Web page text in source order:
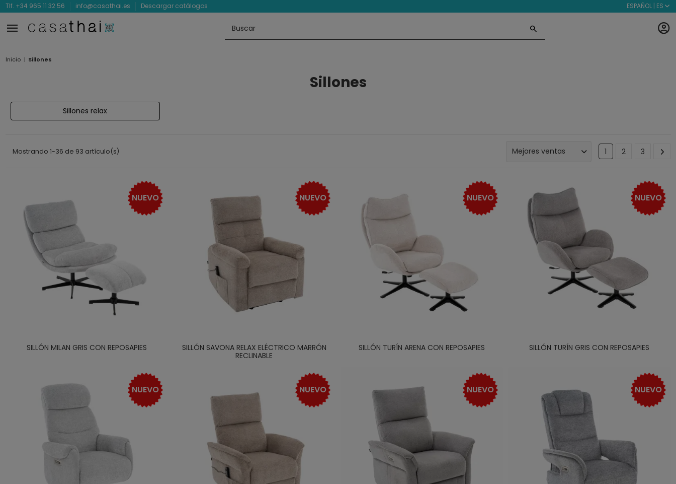
Tlf. +34 965 11 32 56 info@casathai.es Descargar catálogos ESPAÑOL | ES
Inicio Sillones
Sillones
Sillones relax
Mostrando 1-36 de 93 artículo(s) 1 2 3
NUEVO
SILLÓN MILAN GRIS CON REPOSAPIES
NUEVO
SILLÓN SAVONA RELAX ELÉCTRICO MARRÓN
RECLINABLE
NUEVO
SILLÓN TURÍN ARENA CON REPOSAPIES
NUEVO
SILLÓN TURÍN GRIS CON REPOSAPIES
NUEVO NUEVO NUEVO NUEVO